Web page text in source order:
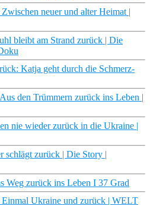
neuer und alter Heimat |
bleibt am Strand zurück | Die
Katja geht durch die Schmerz-
den Trümmern zurück ins Leben |
nie wieder zurück in die Ukraine |
schlägt zurück | Die Story |
Weg zurück ins Leben I 37 Grad
Ukraine und zurück | WELT